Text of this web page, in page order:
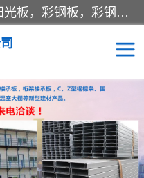
郑州鑫纵建材有限公司供应阳光板，彩钢板，彩钢钢构工程是一家集生产销售租赁安装于一体的企业，主要生产PC采光板，耐力板，仿古琉璃采光板，岩棉板、彩钢压型板、镀锌压型板、桁架楼承板，C、Z型钢檩条、围挡板、轻钢结构，阳光温室大棚等新型建材产品。公司旗下有多台移动式高空压瓦机租赁，承接全国各地业务，专业对外租赁各种型号压瓦机。
ASA合成树脂仿古瓦
FRP采光板